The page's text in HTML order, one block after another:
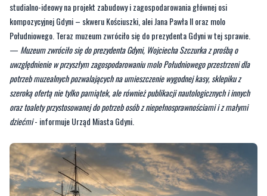
studialno-ideowy na projekt zabudowy i zagospodarowania głównej osi
kompozycyjnej Gdyni – skweru Kościuszki, alei Jana Pawła II oraz molo
Południowego. Teraz muzeum zwróciło się do prezydenta Gdyni w tej sprawie.
— Muzeum zwróciło się do prezydenta Gdyni, Wojciecha Szczurka z prośbą o
uwzględnienie w przyszłym zagospodarowaniu molo Południowego przestrzeni dla
potrzeb muzealnych pozwalających na umieszczenie wygodnej kasy, sklepiku z
szeroką ofertą nie tylko pamiątek, ale również publikacji nautologicznych i innych
oraz toalety przystosowanej do potrzeb osób z niepełnosprawnościami i z małymi
dziećmi- informuje Urząd Miasta Gdyni.